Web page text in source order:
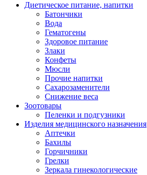
Диетическое питание, напитки
Батончики
Вода
Гематогены
Здоровое питание
Злаки
Конфеты
Мюсли
Прочие напитки
Сахарозаменители
Снижение веса
Зоотовары
Пеленки и подгузники
Изделия медицинского назначения
Аптечки
Бахилы
Горчичники
Грелки
Зеркала гинекологические